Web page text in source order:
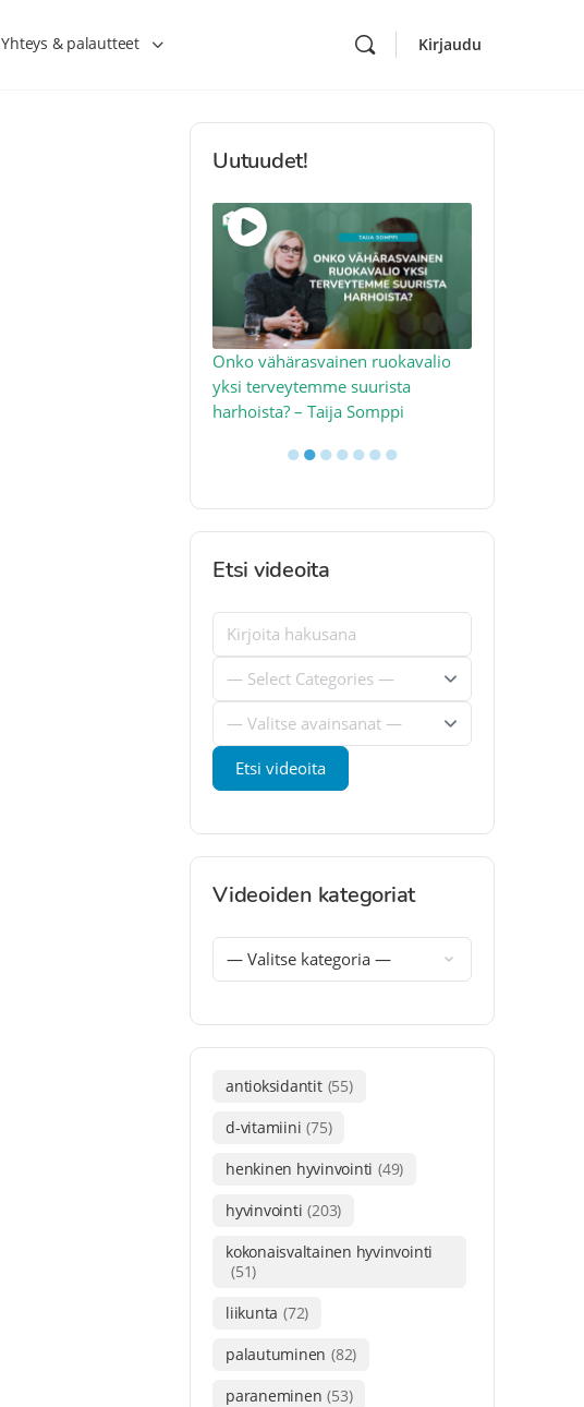
Yhteys & palautteet Kirjaudu
Uutuudet!
Onko vähärasvainen ruokavalio
yksi terveytemme suurista
harhoista? – Taija Somppi
●●●●●●●
Etsi videoita
Videoiden kategoriat
antioksidantit (55)
d-vitamiini (75)
henkinen hyvinvointi (49)
hyvinvointi (203)
kokonaisvaltainen hyvinvointi
(51)
liikunta (72)
palautuminen (82)
paraneminen (53)